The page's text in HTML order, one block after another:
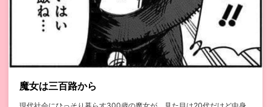
魔女は三百路から